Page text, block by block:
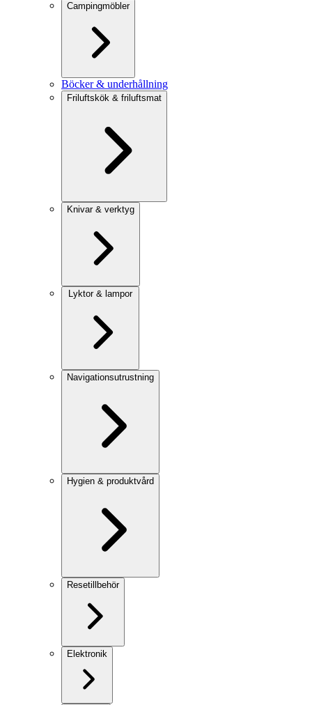
Campingmöbler
Böcker & underhållning
Friluftskök & friluftsmat
Knivar & verktyg
Lyktor & lampor
Navigationsutrustning
Hygien & produktvård
Resetillbehör
Elektronik